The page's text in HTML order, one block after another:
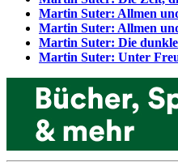
Martin Suter: Allmen
Martin Suter: Allmen
Martin Suter: Die dunkle
Martin Suter: Unter